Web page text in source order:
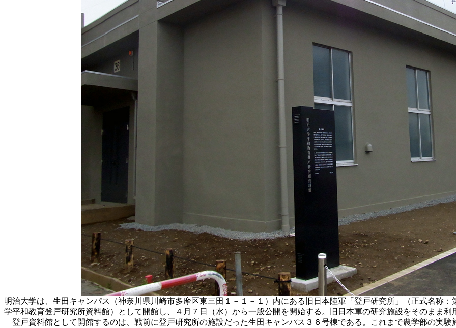
明治大学は、生田キャンパス（神奈川県川崎市多摩区東三田１－１－１）内にある旧日本陸軍「登戸研究所」（正式名称
学平和教育登戸研究所資料館）として開館し、４月７日（水）から一般公開を開始する。旧日本軍の研究施設をそのまま
登戸資料館として開館するのは、戦前に登戸研究所の施設だった生田キャンパス３６号棟である。これまで農学部の実